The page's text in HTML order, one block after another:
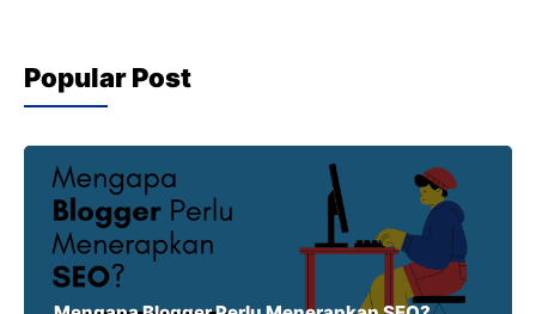
Popular Post